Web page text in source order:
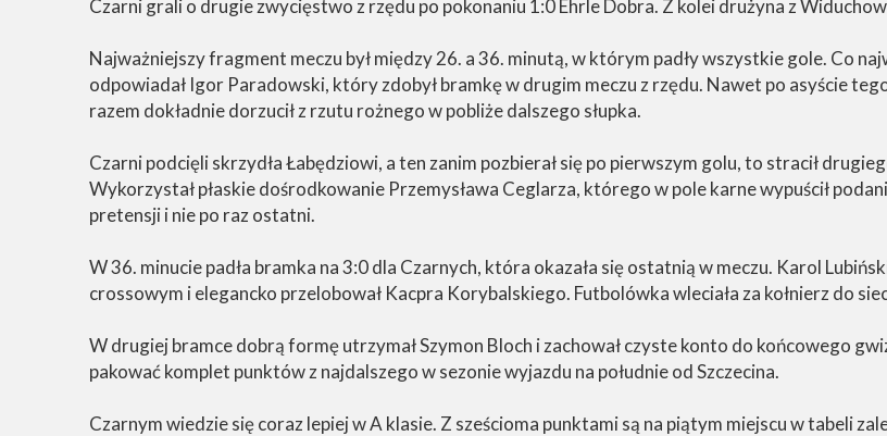
Czarni grali o drugie zwycięstwo z rzędu po pokonaniu 1:0 Ehrle Dobra. Z kolei drużyna z
Najważniejszy fragment meczu był między 26. a 36. minutą, w którym padły wszystkie gole. Co
odpowiadał Igor Paradowski, który zdobył bramkę w drugim meczu z rzędu. Nawet po asyście
razem dokładnie dorzucił z rzutu rożnego w pobliże dalszego słupka.
Czarni podcięli skrzydła Łabędziowi, a ten zanim pozbierał się po pierwszym golu, to stracił
Wykorzystał płaskie dośrodkowanie Przemysława Ceglarza, którego w pole karne wypuścił
pretensji i nie po raz ostatni.
W 36. minucie padła bramka na 3:0 dla Czarnych, która okazała się ostatnią w meczu. Karol
crossowym i elegancko przelobował Kacpra Korybalskiego. Futbolówka wleciała za kołnierz do
W drugiej bramce dobrą formę utrzymał Szymon Bloch i zachował czyste konto do końcowego
pakować komplet punktów z najdalszego w sezonie wyjazdu na południe od Szczecina.
Czarnym wiedzie się coraz lepiej w A klasie. Z sześcioma punktami są na piątym miejscu w tabeli